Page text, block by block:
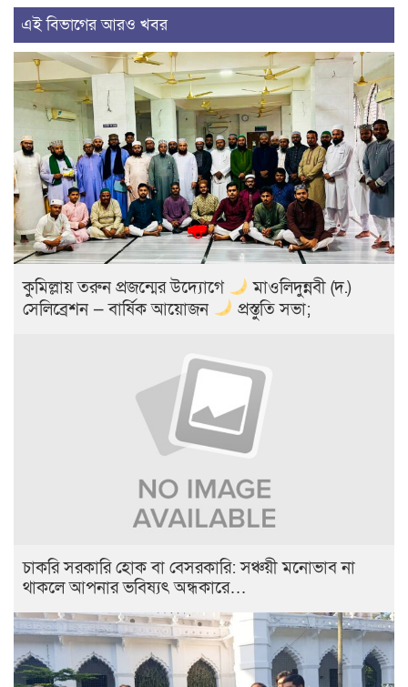
এই বিভাগের আরও খবর
কুমিল্লায় তরুন প্রজন্মের উদ্যোগে
মাওলিদুন্নবী (দ.)
সেলিব্রেশন — বার্ষিক আয়োজন
প্রস্তুতি সভা;
চাকরি সরকারি হোক বা বেসরকারি: সঞ্চয়ী মনোভাব না
থাকলে আপনার ভবিষ্যৎ অন্ধকারে…